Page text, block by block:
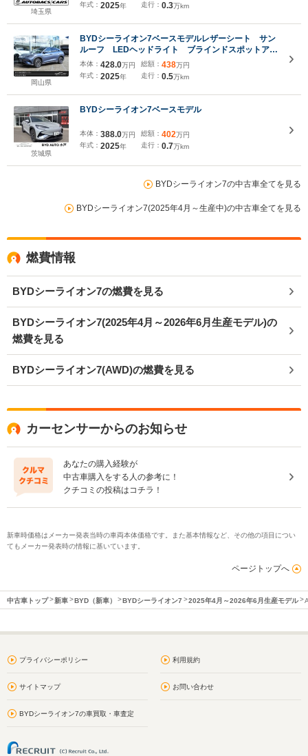
埼玉県
年式： 2025年
走行： 0.3万km
岡山県
BYDシーライオン7ベースモデルレザーシート サン
ルーフ LEDヘッドライト ブラインドスポットアシ
スト レーンキープアシスト ACC 電動テールゲ
ート アップルカープレイ アンドロイドオート 新
車保証 認定1年保証 SOH延長保証
本体： 428.0万円
年式： 2025年
総額： 438万円
走行： 0.5万km
茨城県
BYDシーライオン7ベースモデル
本体： 388.0万円
年式： 2025年
総額： 402万円
走行： 0.7万km
BYDシーライオン7の中古車全てを見る
BYDシーライオン7(2025年4月～生産中)の中古車全てを見る
燃費情報
BYDシーライオン7の燃費を見る
BYDシーライオン7(2025年4月～2026年6月生産モデル)の
燃費を見る
BYDシーライオン7(AWD)の燃費を見る
カーセンサーからのお知らせ
あなたの購入経験が
中古車購入をする人の参考に！
クチコミの投稿はコチラ！
新車時価格はメーカー発表当時の車両本体価格です。また基本情報など、その他の項目につい
てもメーカー発表時の情報に基いています。
ページトップへ
中古車トップ 新車 BYD（新車） BYDシーライオン7 2025年4月～2026年6月生産モデル
プライバシーポリシー 利用規約
サイトマップ お問い合わせ
BYDシーライオン7の車買取・車査定